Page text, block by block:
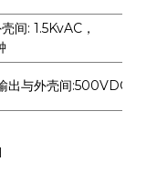
间: 1.5KvAC，
出与外壳间:500VDC/